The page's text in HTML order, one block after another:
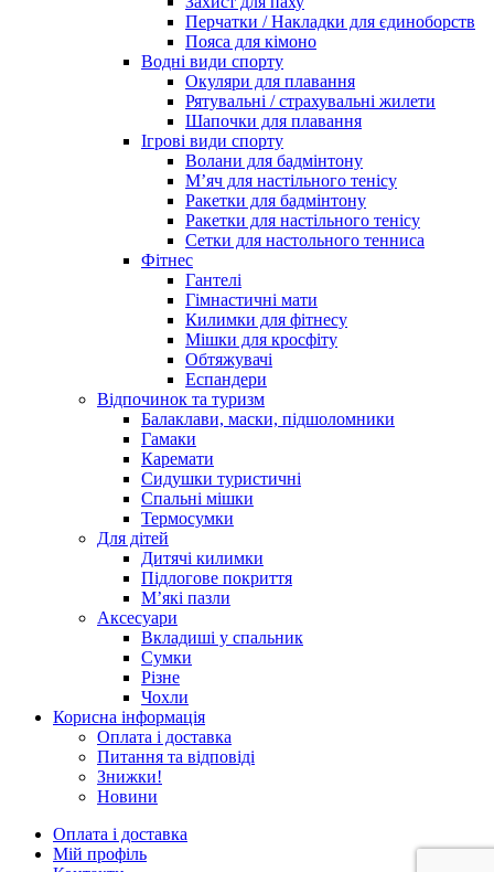
Перчатки / Накладки для єдиноборств
Пояса для кімоно
Водні види спорту
Окуляри для плавання
Рятувальні / страхувальні жилети
Шапочки для плавання
Ігрові види спорту
Волани для бадмінтону
М’яч для настільного тенісу
Ракетки для бадмінтону
Ракетки для настільного тенісу
Сетки для настольного тенниса
Фітнес
Гантелі
Гімнастичні мати
Килимки для фітнесу
Мішки для кросфіту
Обтяжувачі
Еспандери
Відпочинок та туризм
Балаклави, маски, підшоломники
Гамаки
Каремати
Сидушки туристичні
Спальні мішки
Термосумки
Для дітей
Дитячі килимки
Підлогове покриття
М’які пазли
Аксесуари
Вкладиші у спальник
Сумки
Різне
Чохли
Корисна інформація
Оплата і доставка
Питання та відповіді
Знижки!
Новини
Оплата і доставка
Мій профіль